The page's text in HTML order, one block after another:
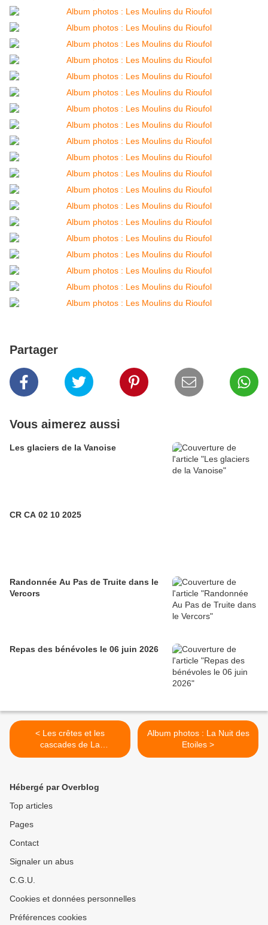
Partager
Vous aimerez aussi
Les glaciers de la Vanoise
CR CA 02 10 2025
Randonnée Au Pas de Truite dans le
Vercors
Repas des bénévoles le 06 juin 2026
< Les crêtes et les
cascades de La
Bastide/Besorgues
Album photos : La Nuit des
Etoiles >
Hébergé par Overblog
Top articles
Pages
Contact
Signaler un abus
C.G.U.
Cookies et données personnelles
Préférences cookies